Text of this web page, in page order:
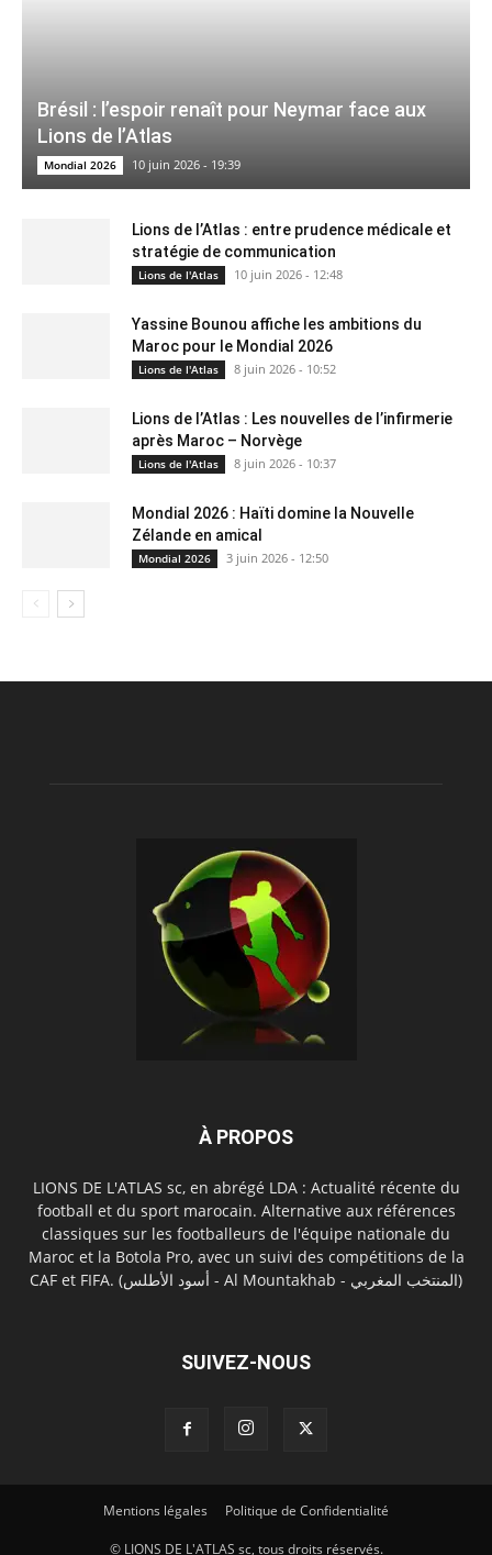
Brésil : l’espoir renaît pour Neymar face aux
Lions de l’Atlas
Mondial 2026 10 juin 2026 - 19:39
Lions de l’Atlas : entre prudence médicale et
stratégie de communication
Lions de l'Atlas 10 juin 2026 - 12:48
Yassine Bounou affiche les ambitions du
Maroc pour le Mondial 2026
Lions de l'Atlas 8 juin 2026 - 10:52
Lions de l’Atlas : Les nouvelles de l’infirmerie
après Maroc – Norvège
Lions de l'Atlas 8 juin 2026 - 10:37
Mondial 2026 : Haïti domine la Nouvelle
Zélande en amical
Mondial 2026 3 juin 2026 - 12:50
À PROPOS
LIONS DE L'ATLAS sc, en abrégé LDA : Actualité récente du
football et du sport marocain. Alternative aux références
classiques sur les footballeurs de l'équipe nationale du
Maroc et la Botola Pro, avec un suivi des compétitions de la
CAF et FIFA. (أسود الأطلس - Al Mountakhab - المنتخب المغربي)
SUIVEZ-NOUS
Mentions légales Politique de Confidentialité
© LIONS DE L'ATLAS sc, tous droits réservés.